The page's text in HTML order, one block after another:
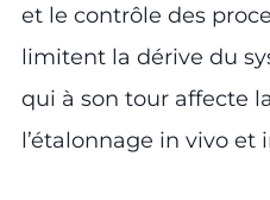
et le contrôle des
limitent la dérive du
qui à son tour affecte
l’étalonnage in vivo et